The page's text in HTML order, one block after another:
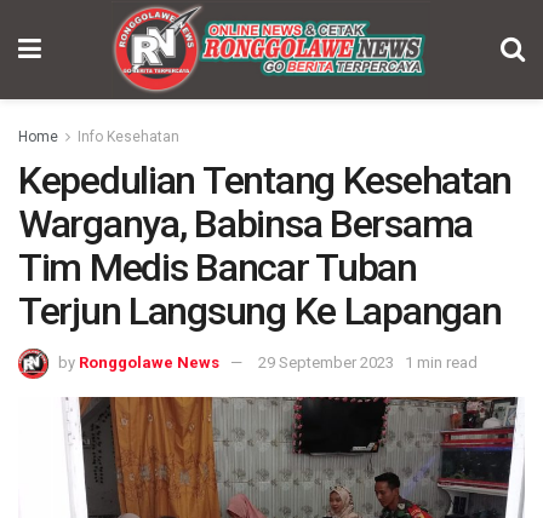
Home Info Kesehatan
Kepedulian Tentang Kesehatan
Warganya, Babinsa Bersama
Tim Medis Bancar Tuban
Terjun Langsung Ke Lapangan
by Ronggolawe News 29 September 2023 1 min read